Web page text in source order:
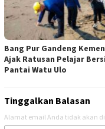
Bang Pur Gandeng
Ajak Ratusan Pelajar
Pantai Watu Ulo
Tinggalkan Balasan
Alamat email Anda tidak akan